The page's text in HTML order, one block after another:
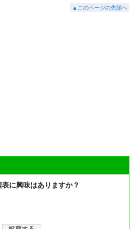
▲このページの先頭へ
に興味はありますか？